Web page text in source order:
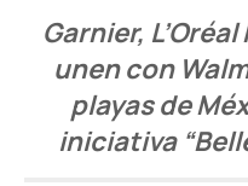
Garnier,
unen con
playas de
iniciativa